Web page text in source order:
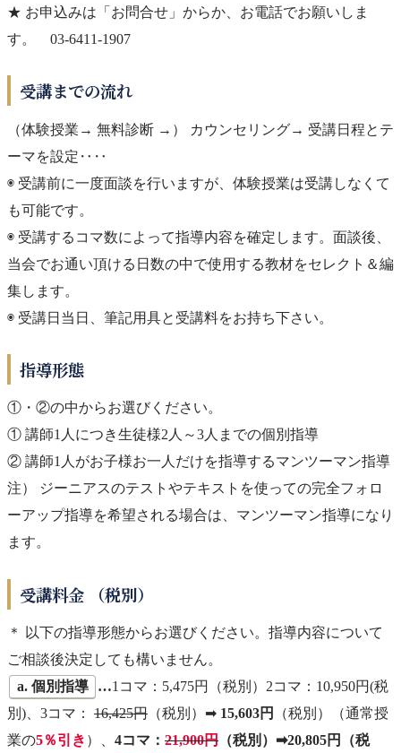
★ お申込みは「お問合せ」からか、お電話でお願いしま
す。 03-6411-1907
受講までの流れ
（体験授業→ 無料診断 →） カウンセリング→ 受講日程とテ
ーマを設定‥‥
◉ 受講前に一度面談を行いますが、体験授業は受講しなくて
も可能です。
◉ 受講するコマ数によって指導内容を確定します。面談後、
当会でお通い頂ける日数の中で使用する教材をセレクト＆編
集します。
◉ 受講日当日、筆記用具と受講料をお持ち下さい。
指導形態
①・②の中からお選びください。
① 講師1人につき生徒様2人～3人までの個別指導
② 講師1人がお子様お一人だけを指導するマンツーマン指導
注） ジーニアスのテストやテキストを使っての完全フォロ
ーアップ指導を希望される場合は、マンツーマン指導になり
ます。
受講料金 （税別）
＊ 以下の指導形態からお選びください。指導内容について
ご相談後決定しても構いません。
a. 個別指導
…1コマ：5,475円（税別）2コマ：10,950円(税
別)、3コマ： 16,425円 （税別）➡ 15,603円
（税別）（通常授
業の5％引き ）、 4コマ： 21,900円 （税別）➡20,805円（税